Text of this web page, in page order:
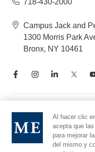
718-430-2000
Campus Jack and
1300 Morris Park
Bronx, NY 10461
Aviso de prácticas de
Línea directa de
Denunciar maltrato
Al hacer clic
acepta que
para mejorar
del mismo y